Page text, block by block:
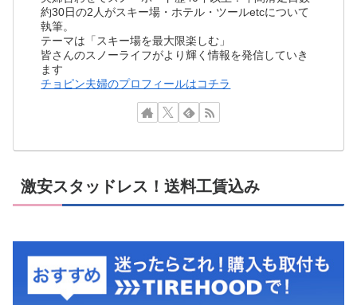
約30日の2人がスキー場・ホテル・ツールetcについて
執筆。
テーマは「スキー場を最大限楽しむ」
皆さんのスノーライフがより輝く情報を発信していき
ます
チョピン夫婦のプロフィールはコチラ
激安スタッドレス！送料工賃込み